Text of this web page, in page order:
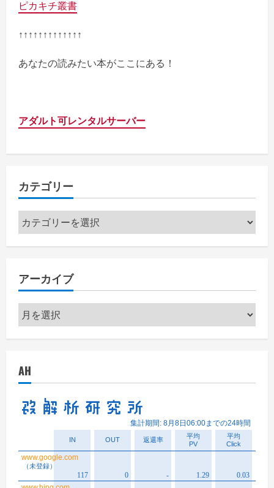
ピカキチ叢書
↑↑↑↑↑↑↑↑↑↑↑↑↑
あなたの読みたい本がここにある！
アダルト可レンタルサーバー
カテゴリー
カ
テ
ー
アーカイブ
ア
ー
ブ
AH